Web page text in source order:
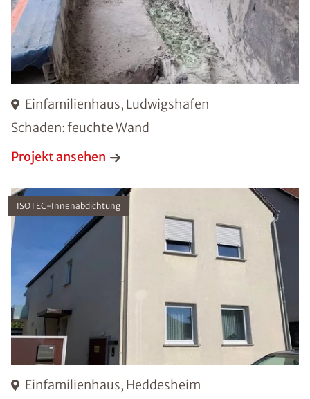
Einfamilienhaus, Ludwigshafen
Schaden: feuchte Wand
Projekt ansehen
Einfamilienhaus, Heddesheim
ISOTEC-Innenabdichtung